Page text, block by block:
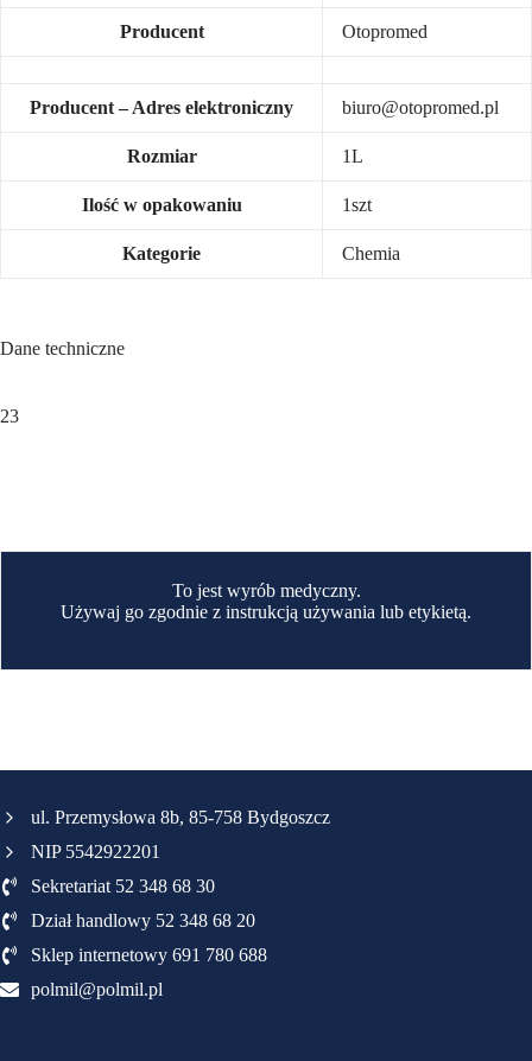
Producent Otopromed
Producent – Adres elektroniczny biuro@otopromed.pl
Rozmiar 1L
Ilość w opakowaniu 1szt
Kategorie Chemia
Dane techniczne
23
To jest wyrób medyczny.
Używaj go zgodnie z instrukcją używania lub etykietą.
ul. Przemysłowa 8b, 85-758 Bydgoszcz
NIP 5542922201
Sekretariat 52 348 68 30
Dział handlowy 52 348 68 20
Sklep internetowy 691 780 688
polmil@polmil.pl